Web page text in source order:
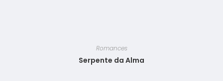
Romances
Serpente da Alma